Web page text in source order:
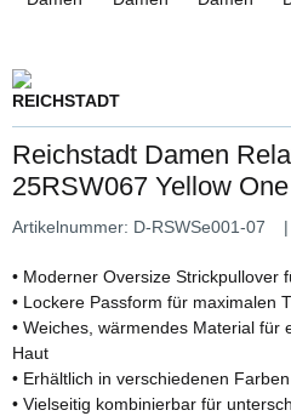
Reichstadt Damen
25RSW067 Yellow
Artikelnummer: D-RSWSe001-07
• Moderner Oversize Strickpullover
• Lockere Passform für maximalen
• Weiches, wärmendes Material
Haut
• Erhältlich in verschiedenen Farben
• Vielseitig kombinierbar für